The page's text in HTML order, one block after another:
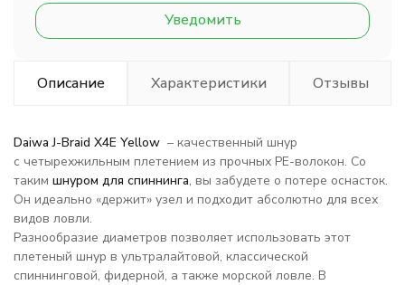
Уведомить
Описание Характеристики Отзывы
Daiwa J-Braid X4E Yellow – качественный шнур
с четырехжильным плетением из прочных PE-волокон. Со
таким шнуром для спиннинга, вы забудете о потере оснасток.
Он идеально «держит» узел и подходит абсолютно для всех
видов ловли.
Разнообразие диаметров позволяет использовать этот
плетеный шнур в ультралайтовой, классической
спиннинговой, фидерной, а также морской ловле. В